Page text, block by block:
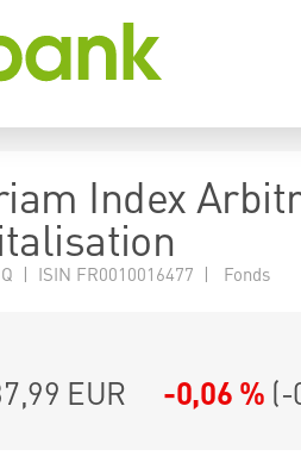
Index
| ISIN FR0010016477 | Fonds
EUR -0,06 % (-